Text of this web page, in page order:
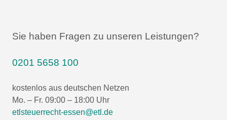
Sie haben Fragen zu unseren Leistungen?
0201 5658 100
kostenlos aus deutschen Netzen
Mo. – Fr. 09:00 – 18:00 Uhr
etlsteuerrecht-essen@etl.de